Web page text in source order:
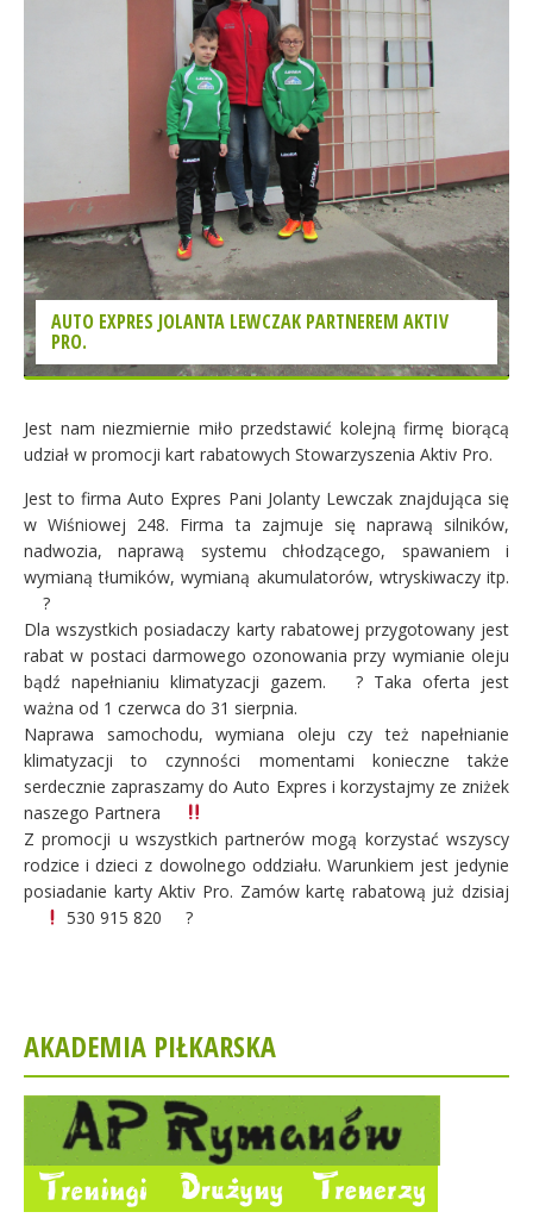
AUTO EXPRES JOLANTA LEWCZAK PARTNEREM AKTIV
PRO.
Jest nam niezmiernie miło przedstawić kolejną firmę biorącą
udział w promocji kart rabatowych Stowarzyszenia Aktiv Pro.
Jest to firma Auto Expres Pani Jolanty Lewczak znajdująca się
w Wiśniowej 248. Firma ta zajmuje się naprawą silników,
nadwozia, naprawą systemu chłodzącego, spawaniem i
wymianą tłumików, wymianą akumulatorów, wtryskiwaczy itp.
?
Dla wszystkich posiadaczy karty rabatowej przygotowany jest
rabat w postaci darmowego ozonowania przy wymianie oleju
bądź napełnianiu klimatyzacji gazem.
? Taka oferta jest
ważna od 1 czerwca do 31 sierpnia.
Naprawa samochodu, wymiana oleju czy też napełnianie
klimatyzacji to czynności momentami konieczne także
serdecznie zapraszamy do Auto Expres i korzystajmy ze zniżek
naszego Partnera
Z promocji u wszystkich partnerów mogą korzystać wszyscy
rodzice i dzieci z dowolnego oddziału. Warunkiem jest jedynie
posiadanie karty Aktiv Pro. Zamów kartę rabatową już dzisiaj
530 915 820
?
AKADEMIA PIŁKARSKA